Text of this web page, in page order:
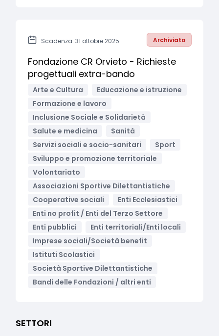
Scadenza: 31 ottobre 2025 Archiviato
Fondazione CR Orvieto - Richieste
progettuali extra-bando
Arte e Cultura
Educazione e istruzione
Formazione e lavoro
Inclusione Sociale e Solidarietà
Salute e medicina
Sanità
Servizi sociali e socio-sanitari
Sport
Sviluppo e promozione territoriale
Volontariato
Associazioni Sportive Dilettantistiche
Cooperative sociali
Enti Ecclesiastici
Enti no profit / Enti del Terzo Settore
Enti pubblici
Enti territoriali/Enti locali
Imprese sociali/Società benefit
Istituti Scolastici
Società Sportive Dilettantistiche
Bandi delle Fondazioni / altri enti
SETTORI